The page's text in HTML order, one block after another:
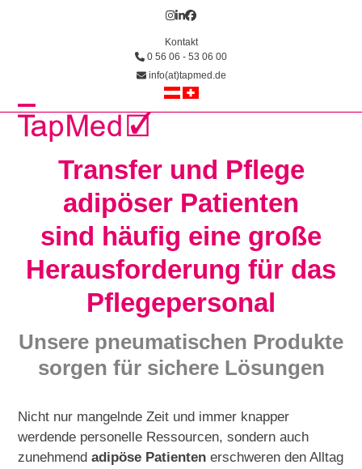
Instagram
LinkedIn
Facebook
Kontakt
0 56 06 - 53 06 00
info(at)tapmed.de
Open
Close
Transfer und Pflege
adipöser Patienten
sind häufig eine große
Herausforderung für das
Pflegepersonal
Unsere pneumatischen Produkte
sorgen für sichere Lösungen
Nicht nur mangelnde Zeit und immer knapper
werdende personelle Ressourcen, sondern auch
zunehmendadipöse Patienten erschweren den Alltag